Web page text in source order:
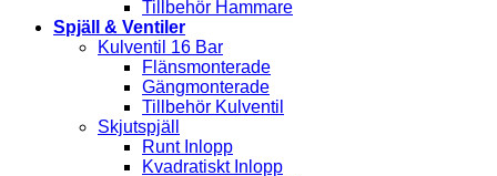
Tillbehör Hammare
Spjäll & Ventiler
Kulventil 16 Bar
Flänsmonterade
Gängmonterade
Tillbehör Kulventil
Skjutspjäll
Runt Inlopp
Kvadratiskt Inlopp